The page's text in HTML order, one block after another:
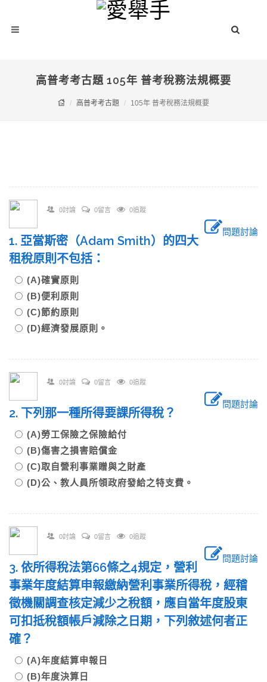
高普考考古題 105年 普考稅務法規概要
高普考考古題 105年 普考稅務法規概要
0討論 0留言 0追蹤
問題討論
1. 亞當斯密（Adam Smith）的四大
租稅原則不包括：
(A)確實原則
(B)便利原則
(C)節約原則
(D)經濟發展原則。
0討論 0留言 0追蹤
問題討論
2. 下列那一種所得要課所得稅？
(A)勞工保險之保險給付
(B)傷害之損害賠償金
(C)取自營利事業贈與之財產
(D)公、教人員所領政府發給之特支費。
0討論 0留言 0追蹤
問題討論
3. 依所得稅法第66條之4規定，營利
事業年度結算申報繳納營利事業所得稅，經稽
徵機關調查核定減少之稅額，應自當年度股東
可扣抵稅額帳戶減除之日期，下列敘述何者正
確？
(A)年度結算申報日
(B)年度決算日